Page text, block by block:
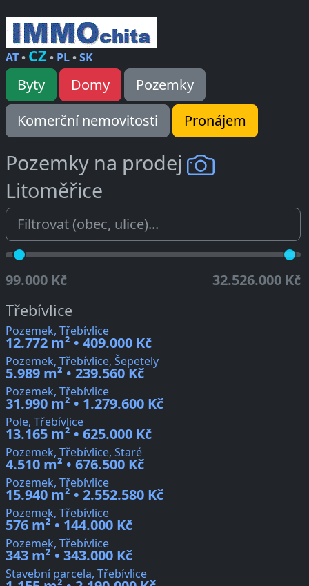
AT• CZ • PL•SK
Byty Domy
Pozemky
Komerční nemovitosti
Pronájem
Pozemky na prodej
Litoměřice
99.000 Kč 32.526.000 Kč
Třebívlice
Pozemek, Třebívlice
12.772 m² • 409.000 Kč
Pozemek, Třebívlice, Šepetely
5.989 m² • 239.560 Kč
Pozemek, Třebívlice
31.990 m² • 1.279.600 Kč
Pole, Třebívlice
13.165 m² • 625.000 Kč
Pozemek, Třebívlice, Staré
4.510 m² • 676.500 Kč
Pozemek, Třebívlice
15.940 m² • 2.552.580 Kč
Pozemek, Třebívlice
576 m² • 144.000 Kč
Pozemek, Třebívlice
343 m² • 343.000 Kč
Stavební parcela, Třebívlice